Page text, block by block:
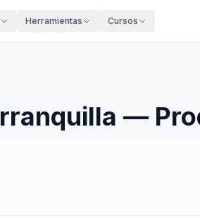
Herramientas Cursos
—